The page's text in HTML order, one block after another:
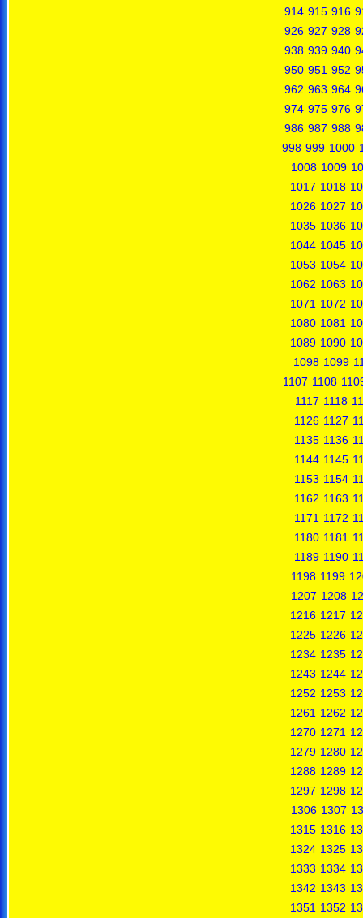
914 915 916
926 927 928
938 939 940
950 951 952
962 963 964
974 975 976
986 987 988
998 999 1000
1008 1009
1017 1018
1026 1027
1035 1036
1044 1045
1053 1054
1062 1063
1071 1072
1080 1081
1089 1090
1098 1099
1107 1108
1117 1118
1126 1127
1135 1136
1144 1145
1153 1154
1162 1163
1171 1172
1180 1181
1189 1190
1198 1199
1207 1208
1216 1217
1225 1226
1234 1235
1243 1244
1252 1253
1261 1262
1270 1271
1279 1280
1288 1289
1297 1298
1306 1307
1315 1316
1324 1325
1333 1334
1342 1343
1351 1352